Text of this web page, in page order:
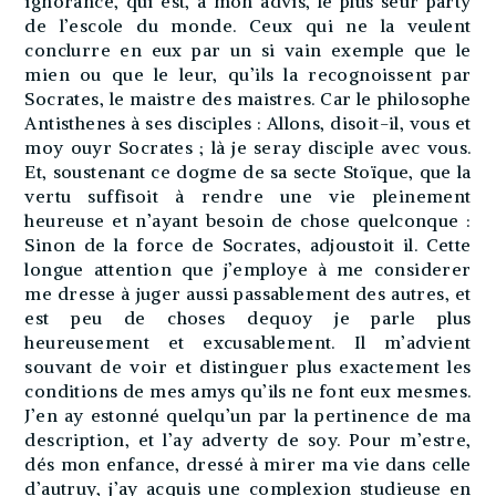
de l’escole du monde. Ceux qui ne la veulent
conclurre en eux par un si vain exemple que le
mien ou que le leur, qu’ils la recognoissent par
Socrates, le maistre des maistres. Car le philosophe
Antisthenes à ses disciples : Allons, disoit-il, vous et
moy ouyr Socrates ; là je seray disciple avec vous.
Et, soustenant ce dogme de sa secte Stoïque, que la
vertu suffisoit à rendre une vie pleinement
heureuse et n’ayant besoin de chose quelconque :
Sinon de la force de Socrates, adjoustoit il. Cette
longue attention que j’employe à me considerer
me dresse à juger aussi passablement des autres, et
est peu de choses dequoy je parle plus
heureusement et excusablement. Il m’advient
souvant de voir et distinguer plus exactement les
conditions de mes amys qu’ils ne font eux mesmes.
J’en ay estonné quelqu’un par la pertinence de ma
description, et l’ay adverty de soy. Pour m’estre,
dés mon enfance, dressé à mirer ma vie dans celle
d’autruy, j’ay acquis une complexion studieuse en